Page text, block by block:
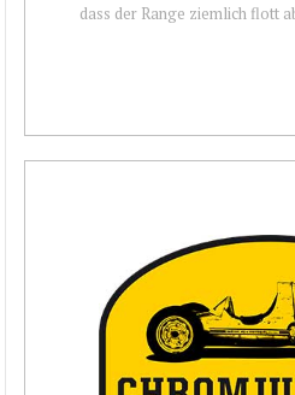
dass der Range ziemlich flott